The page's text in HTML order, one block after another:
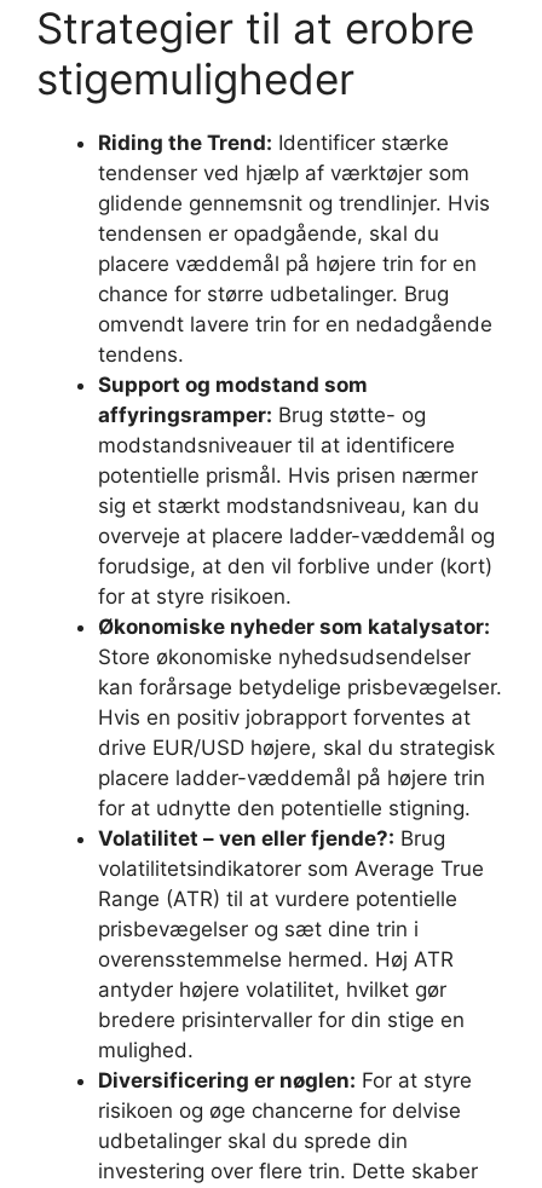
Strategier til at erobre
stigemuligheder
Riding the Trend: Identificer stærke
tendenser ved hjælp af værktøjer som
glidende gennemsnit og trendlinjer. Hvis
tendensen er opadgående, skal du
placere væddemål på højere trin for en
chance for større udbetalinger. Brug
omvendt lavere trin for en nedadgående
tendens.
Support og modstand som
affyringsramper: Brug støtte- og
modstandsniveauer til at identificere
potentielle prismål. Hvis prisen nærmer
sig et stærkt modstandsniveau, kan du
overveje at placere ladder-væddemål og
forudsige, at den vil forblive under (kort)
for at styre risikoen.
Økonomiske nyheder som katalysator:
Store økonomiske nyhedsudsendelser
kan forårsage betydelige prisbevægelser.
Hvis en positiv jobrapport forventes at
drive EUR/USD højere, skal du strategisk
placere ladder-væddemål på højere trin
for at udnytte den potentielle stigning.
Volatilitet – ven eller fjende?: Brug
volatilitetsindikatorer som Average True
Range (ATR) til at vurdere potentielle
prisbevægelser og sæt dine trin i
overensstemmelse hermed. Høj ATR
antyder højere volatilitet, hvilket gør
bredere prisintervaller for din stige en
mulighed.
Diversificering er nøglen: For at styre
risikoen og øge chancerne for delvise
udbetalinger skal du sprede din
investering over flere trin. Dette skaber